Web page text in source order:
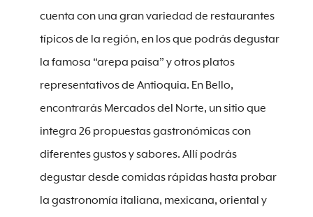
cuenta con una gran variedad de restaurantes
típicos de la región, en los que podrás degustar
la famosa “arepa paisa” y otros platos
representativos de Antioquia. En Bello,
encontrarás Mercados del Norte, un sitio que
integra 26 propuestas gastronómicas con
diferentes gustos y sabores. Allí podrás
degustar desde comidas rápidas hasta probar
la gastronomía italiana, mexicana, oriental y